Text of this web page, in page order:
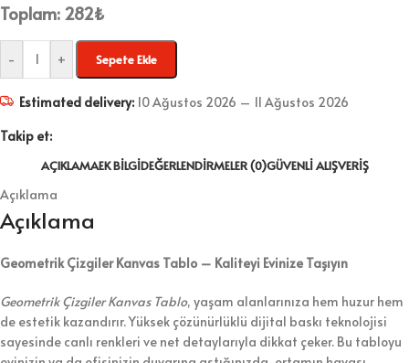
Toplam: 282₺
- + Sepete Ekle
Estimated delivery: 10 Ağustos 2026 – 11 Ağustos 2026
Takip et:
AÇIKLAMAEK BILGIDEĞERLENDIRMELER (0)GÜVENLI ALIŞVERIŞ
Açıklama
Açıklama
Geometrik Çizgiler Kanvas Tablo – Kaliteyi Evinize Taşıyın
Geometrik Çizgiler Kanvas Tablo, yaşam alanlarınıza hem huzur hem
de estetik kazandırır. Yüksek çözünürlüklü dijital baskı teknolojisi
sayesinde canlı renkleri ve net detaylarıyla dikkat çeker. Bu tabloyu